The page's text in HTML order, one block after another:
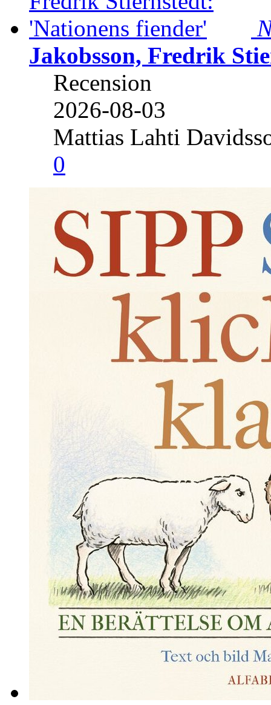
Jakobsson, Fredrik
Recension
2026-08-03
Mattias Lahti
0